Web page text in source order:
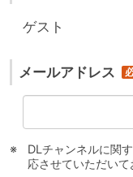
ゲスト
メールアドレス
DLチャンネルに関
応させていただいて